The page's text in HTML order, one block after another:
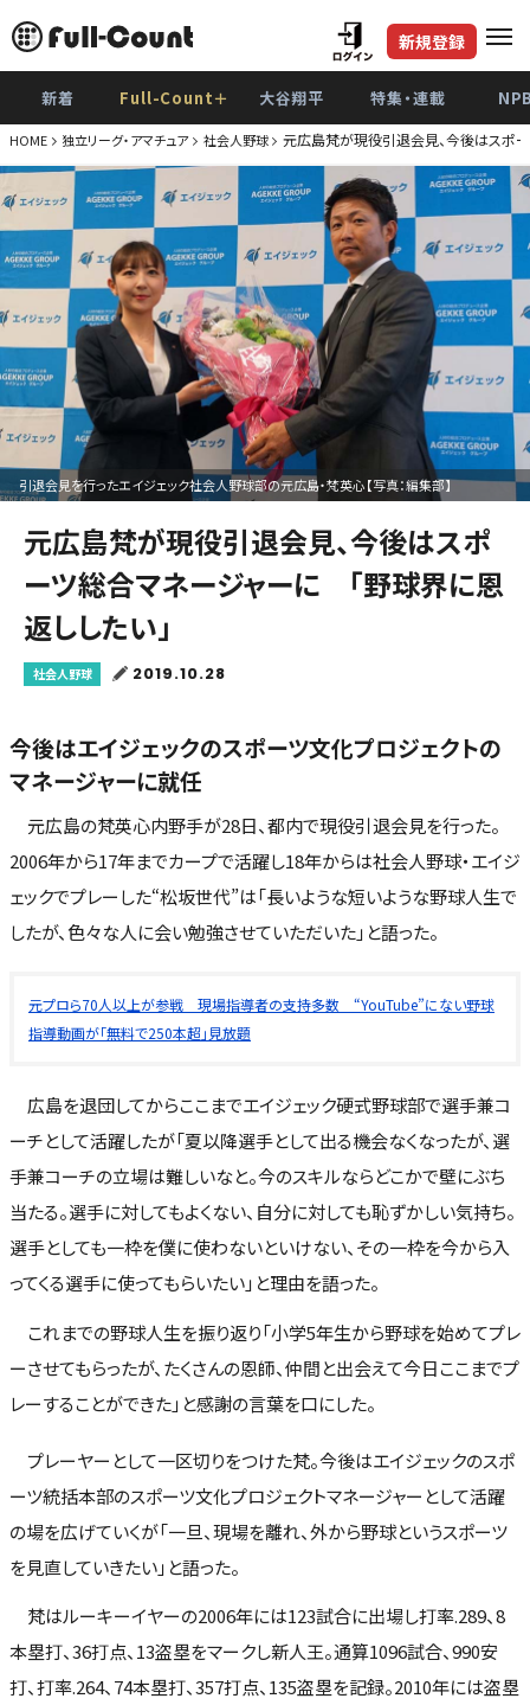
新規登録
新着 Full-Count＋ 大谷翔平 特集・連載
HOME 独立リーグ・アマチュア 社会人野球 元広島梵が現役引退会見、今後はスポ
引退会見を行ったエイジェック社会人野球部の元広島・梵英心【写真：編集部】
元広島梵が現役引退会見、今後はスポ
ーツ総合マネージャーに 「野球界に恩
返ししたい」
社会人野球 2019.10.28
今後はエイジェックのスポーツ文化プロジェクトの
マネージャーに就任
元広島の梵英心内野手が28日、都内で現役引退会見を行った。
2006年から17年までカープで活躍し18年からは社会人野球・エイジ
ェックでプレーした“松坂世代”は「長いような短いような野球人生で
したが、色々な人に会い勉強させていただいた」と語った。
元プロら70人以上が参戦 現場指導者の支持多数 “YouTube”にない野球
指導動画が「無料で250本超」見放題
広島を退団してからここまでエイジェック硬式野球部で選手兼コ
ーチとして活躍したが「夏以降選手として出る機会なくなったが、選
手兼コーチの立場は難しいなと。今のスキルならどこかで壁にぶち
当たる。選手に対してもよくない、自分に対しても恥ずかしい気持ち。
選手としても一枠を僕に使わないといけない、その一枠を今から入
ってくる選手に使ってもらいたい」と理由を語った。
これまでの野球人生を振り返り「小学5年生から野球を始めてプレ
ーさせてもらったが、たくさんの恩師、仲間と出会えて今日ここまでプ
レーすることができた」と感謝の言葉を口にした。
プレーヤーとして一区切りをつけた梵。今後はエイジェックのスポ
ーツ統括本部のスポーツ文化プロジェクトマネージャーとして活躍
の場を広げていくが「一旦、現場を離れ、外から野球というスポーツ
を見直していきたい」と語った。
梵はルーキーイヤーの2006年には123試合に出場し打率.289、8
本塁打、36打点、13盗塁をマークし新人王。通算1096試合、990安
打、打率.264、74本塁打、357打点、135盗塁を記録。2010年には盗塁